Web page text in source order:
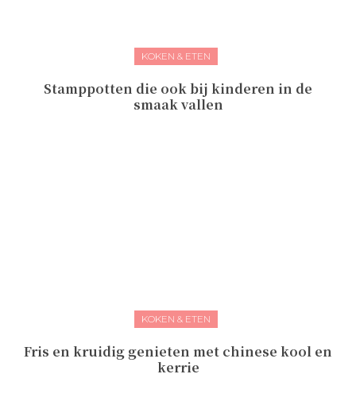
KOKEN & ETEN
Stamppotten die ook bij kinderen in de
smaak vallen
KOKEN & ETEN
Fris en kruidig genieten met chinese kool en
kerrie